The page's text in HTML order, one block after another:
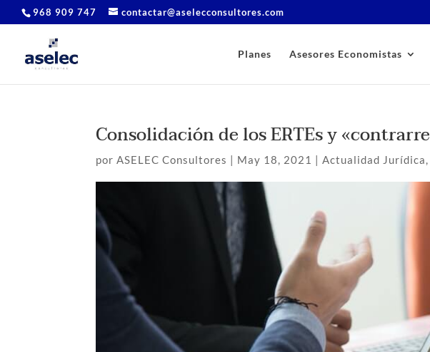
968 909 747 contactar@aselecconsultores.com
Planes Asesores Economistas
Consolidación de los ERTEs y
porASELEC Consultores | May 18, 2021 |Actualidad Jurídica,